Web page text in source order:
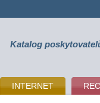
Katalog
INTERNET